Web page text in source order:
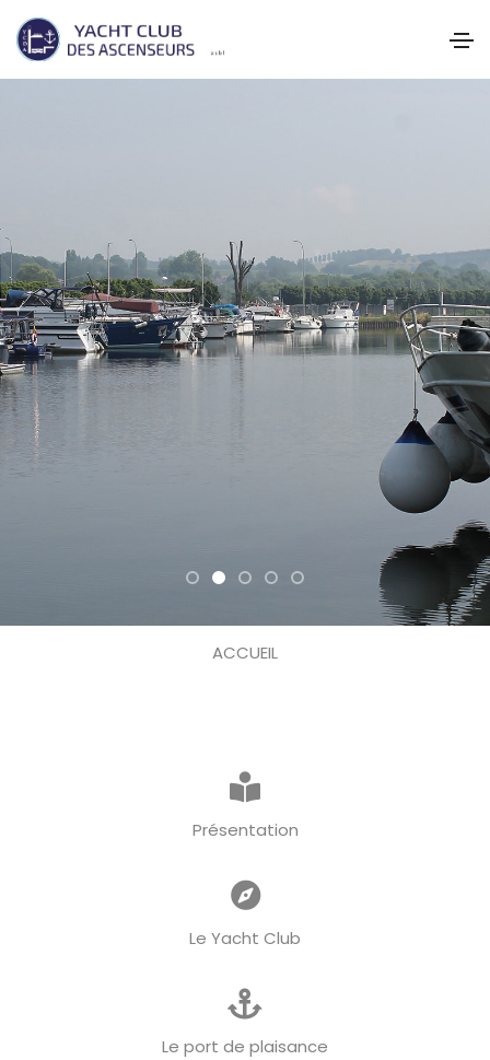
ACCUEIL
Présentation
Le Yacht Club
Le port de plaisance